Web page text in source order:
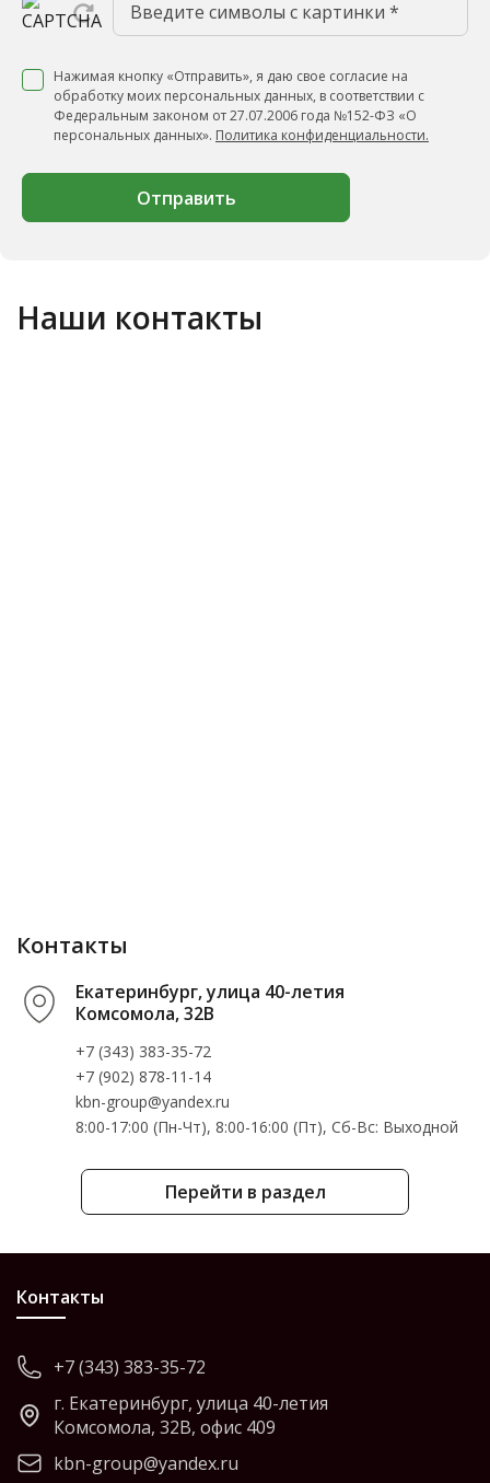
Нажимая кнопку «Отправить», я даю свое согласие на
обработку моих персональных данных, в соответствии с
Федеральным законом от 27.07.2006 года №152-ФЗ «О
персональных данных». Политика конфиденциальности.
Отправить
Наши контакты
Перейти в раздел
Контакты
Екатеринбург, улица 40-летия
Комсомола, 32В
+7 (343) 383-35-72
+7 (902) 878-11-14
kbn-group@yandex.ru
8:00-17:00 (Пн-Чт), 8:00-16:00 (Пт), Cб-Вс: Выходной
Контакты
+7 (343) 383-35-72
г. Екатеринбург, улица 40-летия
Комсомола, 32В, офис 409
kbn-group@yandex.ru